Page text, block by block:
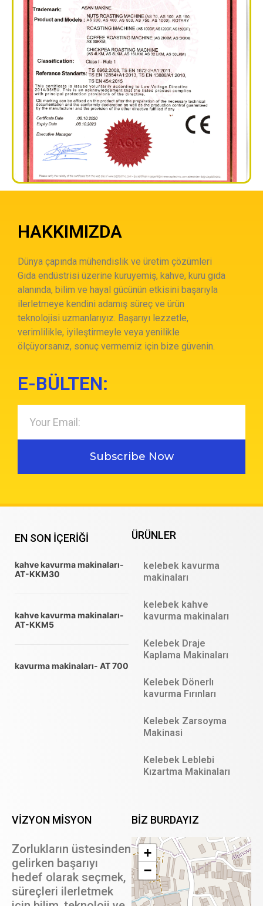
HAKKIMIZDA
Dünya çapında mühendislik ve üretim çözümleri
Gıda endüstrisi üzerine kuruyemiş, kahve, kuru gıda
alanında, bilim ve hayal gücünün etkisini başarıyla
ilerletmeye kendini adamış süreç ve ürün
teknolojisi uzmanlarıyız. Başarıyı lezzetle,
verimlilikle, iyileştirmeyle veya yenilikle
ölçüyorsanız, sonuç vermemiz için bize güvenin.
E-BÜLTEN:
Subscribe Now
EN SON IÇERIĞI
kahve kavurma makinaları-
AT-KKM30
kahve kavurma makinaları-
AT-KKM5
kavurma makinaları- AT 700
ÜRÜNLER
kelebek kavurma
makinaları
kelebek kahve
kavurma makinaları
Kelebek Draje
Kaplama Makinaları
Kelebek Dönerlı
kavurma Fırınları
Kelebek Zarsoyma
Makinasi
Kelebek Leblebi
Kızartma Makinaları
VİZYON MİSYON
Zorlukların üstesinden
gelirken başarıyı
hedef olarak seçmek,
süreçleri ilerletmek
BIZ BURDAYIZ
+
−